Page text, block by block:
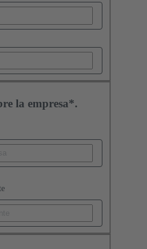
la empresa*.